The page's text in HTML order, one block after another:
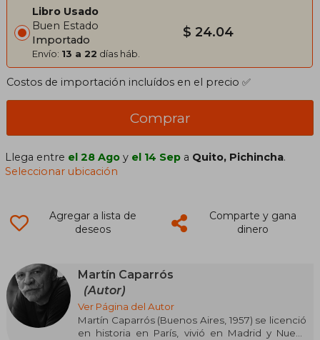
Libro Usado
Buen Estado
Importado
Envío: 13 a 22 días háb.
$ 24.04
Costos de importación incluídos en el precio ✅
Comprar
Llega entre el 28 Ago y el 14 Sep a Quito, Pichincha.
Seleccionar ubicación
Agregar a lista de
deseos
Comparte y gana
dinero
Martín Caparrós
(Autor)
Ver Página del Autor
Martín Caparrós (Buenos Aires, 1957) se licenció
en historia en París, vivió en Madrid y Nueva